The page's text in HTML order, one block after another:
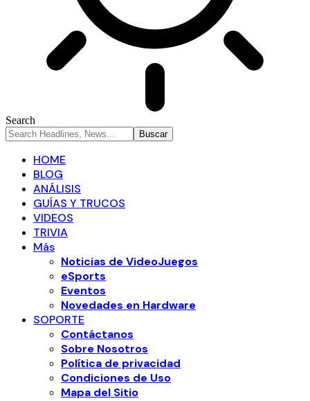
Search
HOME
BLOG
ANÁLISIS
GUÍAS Y TRUCOS
VIDEOS
TRIVIA
Más
Noticias de VideoJuegos
eSports
Eventos
Novedades en Hardware
SOPORTE
Contáctanos
Sobre Nosotros
Política de privacidad
Condiciones de Uso
Mapa del Sitio